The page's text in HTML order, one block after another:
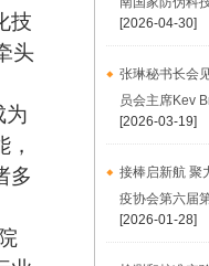
技
头
为
多
[2026-04-30]
张琳秘书长会
员会主席Kev
[2026-03-19]
接棒启新航 聚
疫协会第六届
[2026-01-28]